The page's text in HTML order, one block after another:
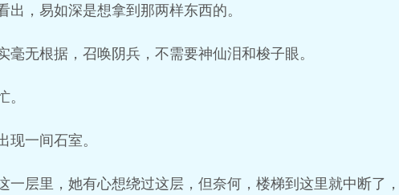
，易如深是想拿到那两样东西的。
无根据，召唤阴兵，不需要神仙泪和梭子眼。
。
一间石室。
一层里，她有心想绕过这层，但奈何，楼梯到这里就中断了